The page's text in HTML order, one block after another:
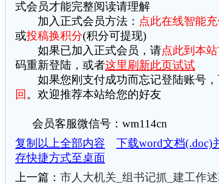
式会员才能完整阅读请理解
加入正式会员方法： 点此在线智能
或投稿换积分(积分可提现)
如果已加入正式会员，请点此到本
码重新登陆，或者这里刷新此页试试
如果您刚支付成功而忘记登陆账号，
回 。欢迎推荐本站给您的好友
会员客服微信号：wm114cn
复制以上全部内容
下载word文档(.doc)
存快捷方式至桌面
上一篇： 市人大机关_组书记抓_建工作